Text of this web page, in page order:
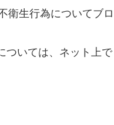
衛生行為についてブ
いては、ネット上で